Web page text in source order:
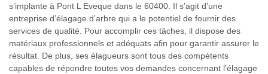
s’implante à Pont L Eveque dans le 60400. Il s’agit d’une
entreprise d’élagage d’arbre qui a le potentiel de fournir des
services de qualité. Pour accomplir ces tâches, il dispose des
matériaux professionnels et adéquats afin pour garantir assurer le
résultat. De plus, ses élagueurs sont tous des compétents
capables de répondre toutes vos demandes concernant l’élagage